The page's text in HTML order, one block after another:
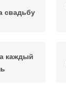
свадьбу
каждый